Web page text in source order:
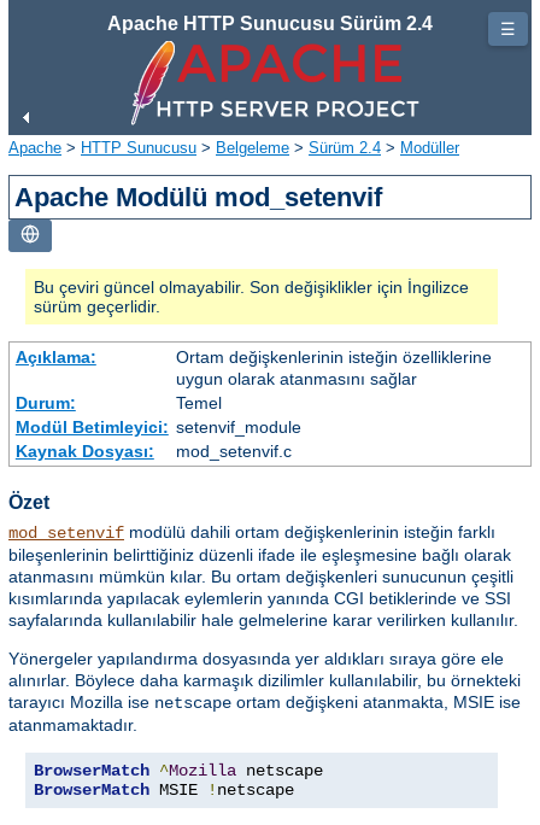
Apache HTTP Sunucusu Sürüm 2.4
Apache > HTTP Sunucusu > Belgeleme > Sürüm 2.4 > Modüller
Apache Modülü mod_setenvif
Bu çeviri güncel olmayabilir. Son değişiklikler için İngilizce
sürüm geçerlidir.
Açıklama:
Ortam değişkenlerinin isteğin özelliklerine
uygun olarak atanmasını sağlar
Durum:
Temel
Modül Betimleyici: setenvif_module
Kaynak Dosyası:
mod_setenvif.c
Özet
mod_setenvif modülü dahili ortam değişkenlerinin isteğin farklı
bileşenlerinin belirttiğiniz düzenli ifade ile eşleşmesine bağlı olarak
atanmasını mümkün kılar. Bu ortam değişkenleri sunucunun çeşitli
kısımlarında yapılacak eylemlerin yanında CGI betiklerinde ve SSI
sayfalarında kullanılabilir hale gelmelerine karar verilirken kullanılır.
Yönergeler yapılandırma dosyasında yer aldıkları sıraya göre ele
alınırlar. Böylece daha karmaşık dizilimler kullanılabilir, bu örnekteki
tarayıcı Mozilla ise netscape ortam değişkeni atanmakta, MSIE ise
atanmamaktadır.
BrowserMatch ^Mozilla
BrowserMatch MSIE ! netscape
☰